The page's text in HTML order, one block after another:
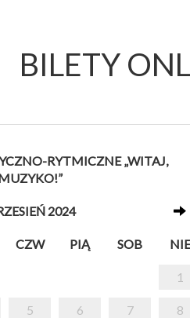
BILETY
RYTMICZNE „WITAJ,
2024
CZW PIĄ SOB NIE
1
5 6 7 8